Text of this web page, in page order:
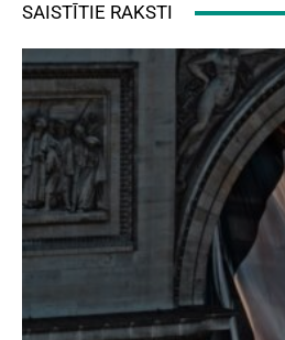
SAISTĪTIE RAKSTI